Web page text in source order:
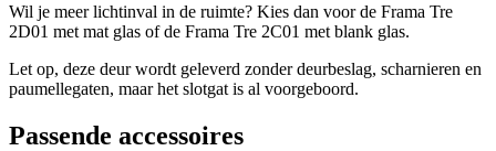
Wil je meer lichtinval in de ruimte? Kies dan voor de Frama Tre
2D01 met mat glas of de Frama Tre 2C01 met blank glas.
Let op, deze deur wordt geleverd zonder deurbeslag, scharnieren en
paumellegaten, maar het slotgat is al voorgeboord.
Passende accessoires